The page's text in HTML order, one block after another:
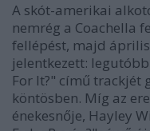
A skót-amerikai
nemrég a Coachella
fellépést, majd
jelentkezett:
For It?" című
köntösben. Míg az
énekesnője, Hayley